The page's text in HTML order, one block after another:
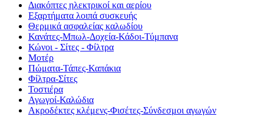
Διακόπτες ηλεκτρικοί και αερίου
Εξαρτήματα λοιπά συσκευής
Θερμικά ασφαλείας καλωδίου
Κανάτες-Μπωλ-Δοχεία-Κάδοι-Τύμπανα
Κώνοι - Σίτες - Φίλτρα
Μοτέρ
Πώματα-Τάπες-Καπάκια
Φίλτρα-Σίτες
Τοστιέρα
Αγωγοί-Καλώδια
Ακροδέκτες κλέμενς-Φισέτες-Σύνδεσμοι αγωγών